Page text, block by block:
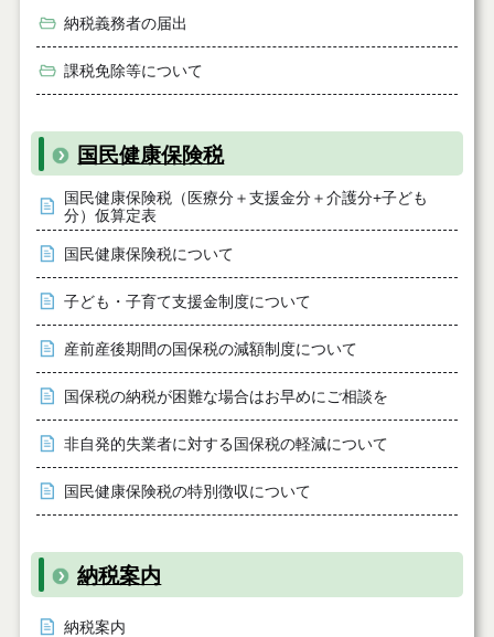
納税義務者の届出
課税免除等について
国民健康保険税
国民健康保険税（医療分＋支援金分＋介護分+子ども
分）仮算定表
国民健康保険税について
子ども・子育て支援金制度について
産前産後期間の国保税の減額制度について
国保税の納税が困難な場合はお早めにご相談を
非自発的失業者に対する国保税の軽減について
国民健康保険税の特別徴収について
納税案内
納税案内